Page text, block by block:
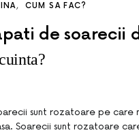
CUM SA FAC?
de soarecii
sunt rozatoare pe care
Soarecii sunt rozatoare